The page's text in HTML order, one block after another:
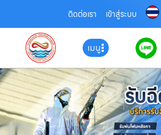
ติดต่อเรา เข้าสู่ระบบ
เมนู